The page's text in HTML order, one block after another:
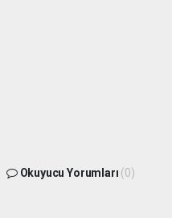
Okuyucu Yorumları (0)